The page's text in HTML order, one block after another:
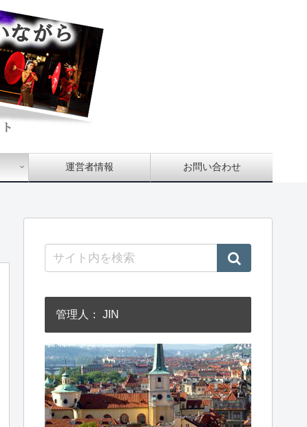
運営者情報 お問い合わせ
管理人： JIN